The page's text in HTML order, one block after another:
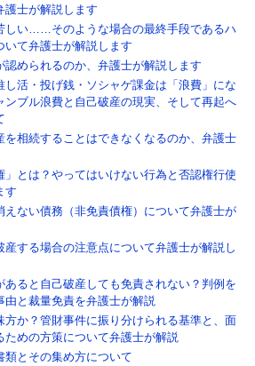
護士が解説します
しい……そのような場合の最終手段であるハ
いて弁護士が解説します
認められるのか、弁護士が解説します
し活・投げ銭・ソシャゲ課金は「浪費」にな
ンブル浪費と自己破産の現実、そして再起へ
を相続することはできなくなるのか、弁護士
」とは？やってはいけない行為と否認権行使
す
えない債務（非免責債権）について弁護士が
産する場合の注意点について弁護士が解説し
あると自己破産しても免責されない？判例を
由と裁量免責を弁護士が解説
方か？管財事件に振り分けられる基準と、面
ための方策について弁護士が解説
類とその集め方について